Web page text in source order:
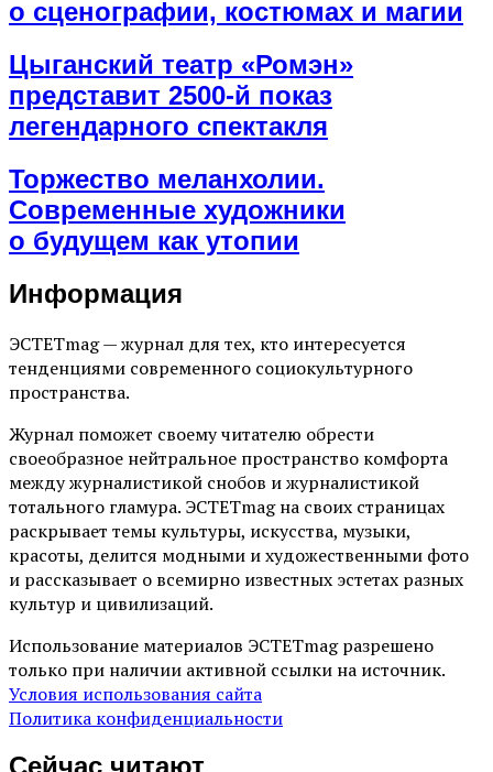
о сценографии, костюмах и магии
Цыганский театр «Ромэн»
представит 2500-й показ
легендарного спектакля
Торжество меланхолии.
Современные художники
о будущем как утопии
Информация
ЭСТЕТmag — журнал для тех, кто интересуется
тенденциями современного социокультурного
пространства.
Журнал поможет своему читателю обрести
своеобразное нейтральное пространство комфорта
между журналистикой снобов и журналистикой
тотального гламура. ЭСТЕТmag на своих страницах
раскрывает темы культуры, искусства, музыки,
красоты, делится модными и художественными фото
и рассказывает о всемирно известных эстетах разных
культур и цивилизаций.
Использование материалов ЭСТЕТmag разрешено
только при наличии активной ссылки на источник.
Условия использования сайта
Политика конфиденциальности